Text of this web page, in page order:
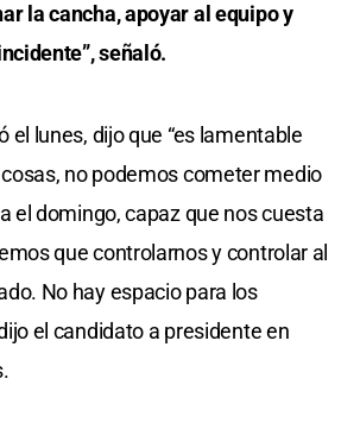
la cancha, apoyar al equipo y
señaló.
el lunes, dijo que “es lamentable
no podemos cometer medio
el domingo, capaz que nos cuesta
que controlarnos y controlar al
No hay espacio para los
el candidato a presidente en